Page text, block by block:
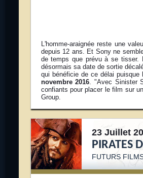
L'homme-araignée reste une
depuis 12 ans. Et Sony ne
de temps que prévu à se
désormais sa date de sortie
qui bénéficie de ce délai
novembre 2016. "Avec Sinister
confiants pour placer le film sur
Group.
23 Juillet
PIRATES
FUTURS